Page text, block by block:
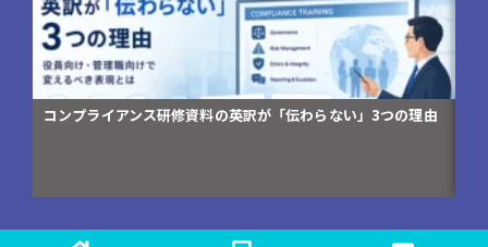
コンプライアンス研修資料の英訳が「伝わらない」3つの理由